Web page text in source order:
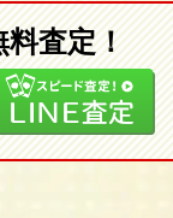
査定！